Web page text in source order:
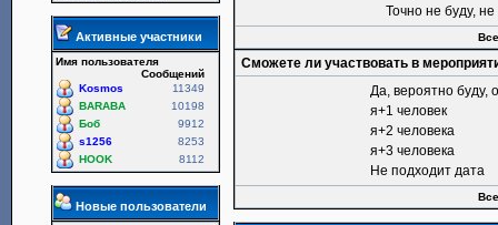
Активные участники
Имя пользователя
Сообщений
Kosmos
11349
BARABA
10198
Боб
9912
s1256
8253
HOOK
8112
Новые пользователи
Точно не буду,
Сможете ли участвовать в
Да, вероятно буду,
я+1 человек
я+2 человека
я+3 человека
Не подходит дата